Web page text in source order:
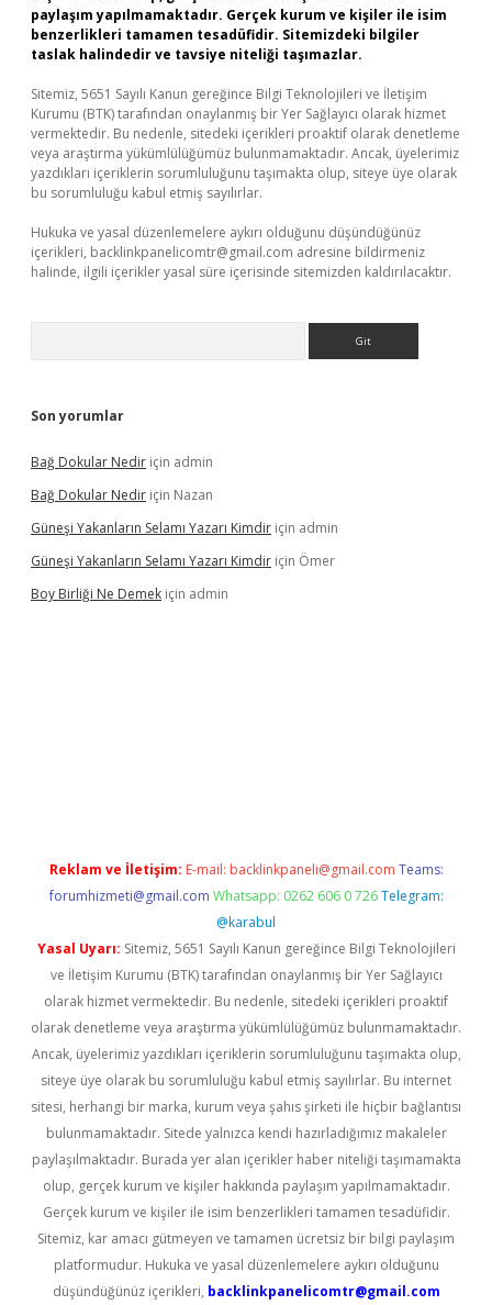
paylaşım yapılmamaktadır. Gerçek kurum ve kişiler ile isim
benzerlikleri tamamen tesadüfidir. Sitemizdeki bilgiler
taslak halindedir ve tavsiye niteliği taşımazlar.
Sitemiz, 5651 Sayılı Kanun gereğince Bilgi Teknolojileri ve İletişim
Kurumu (BTK) tarafından onaylanmış bir Yer Sağlayıcı olarak hizmet
vermektedir. Bu nedenle, sitedeki içerikleri proaktif olarak denetleme
veya araştırma yükümlülüğümüz bulunmamaktadır. Ancak, üyelerimiz
yazdıkları içeriklerin sorumluluğunu taşımakta olup, siteye üye olarak
bu sorumluluğu kabul etmiş sayılırlar.
Hukuka ve yasal düzenlemelere aykırı olduğunu düşündüğünüz
içerikleri, backlinkpanelicomtr@gmail.com adresine bildirmeniz
halinde, ilgili içerikler yasal süre içerisinde sitemizden kaldırılacaktır.
Son yorumlar
Bağ Dokular Nedir için admin
Bağ Dokular Nedir için Nazan
Güneşi Yakanların Selamı Yazarı Kimdir için admin
Güneşi Yakanların Selamı Yazarı Kimdir için Ömer
Boy Birliği Ne Demek için admin
Reklam ve İletişim: E-mail: backlinkpaneli@gmail.com Teams:
forumhizmeti@gmail.com Whatsapp: 0262 606 0 726 Telegram:
@karabul
Yasal Uyarı: Sitemiz, 5651 Sayılı Kanun gereğince Bilgi Teknolojileri
ve İletişim Kurumu (BTK) tarafından onaylanmış bir Yer Sağlayıcı
olarak hizmet vermektedir. Bu nedenle, sitedeki içerikleri proaktif
olarak denetleme veya araştırma yükümlülüğümüz bulunmamaktadır.
Ancak, üyelerimiz yazdıkları içeriklerin sorumluluğunu taşımakta olup,
siteye üye olarak bu sorumluluğu kabul etmiş sayılırlar. Bu internet
sitesi, herhangi bir marka, kurum veya şahıs şirketi ile hiçbir bağlantısı
bulunmamaktadır. Sitede yalnızca kendi hazırladığımız makaleler
paylaşılmaktadır. Burada yer alan içerikler haber niteliği taşımamakta
olup, gerçek kurum ve kişiler hakkında paylaşım yapılmamaktadır.
Gerçek kurum ve kişiler ile isim benzerlikleri tamamen tesadüfidir.
Sitemiz, kar amacı gütmeyen ve tamamen ücretsiz bir bilgi paylaşım
platformudur. Hukuka ve yasal düzenlemelere aykırı olduğunu
düşündüğünüz içerikleri, backlinkpanelicomtr@gmail.com